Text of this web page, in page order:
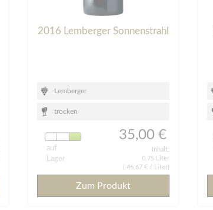
2016 Lemberger Sonnenstrahl
Lemberger
trocken
auf
Lager
35,00 €
Inhalt:
0,75 Liter
(46,67 € / Liter)
Zum Produkt